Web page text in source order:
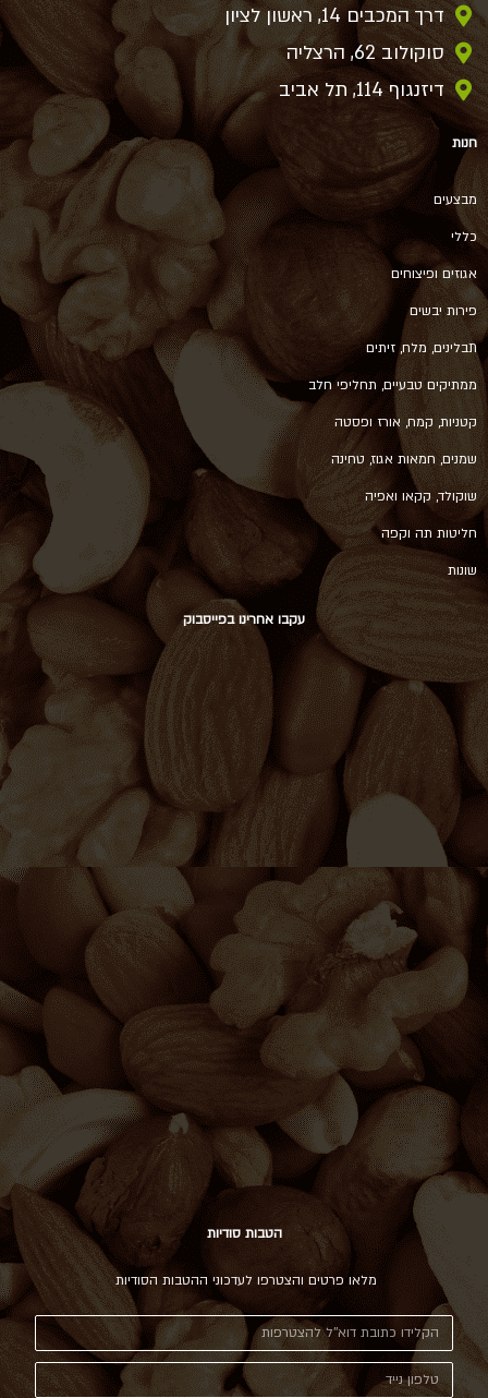
דרך המכבים 14, ראשון לציון
סוקולוב 62, הרצליה
דיזנגוף 114, תל אביב
חנות
מבצעים
כללי
אגוזים ופיצוחים
פירות יבשים
תבלינים, מלח, זיתים
ממתיקים טבעיים, תחליפי חלב
קטניות, קמח, אורז ופסטה
שמנים, חמאות אגוז, טחינה
שוקולד, קקאו ואפיה
חליטות תה וקפה
שונות
עקבו אחרינו בפייסבוק
הטבות סודיות
מלאו פרטים והצטרפו לעדכוני ההטבות הסודיות